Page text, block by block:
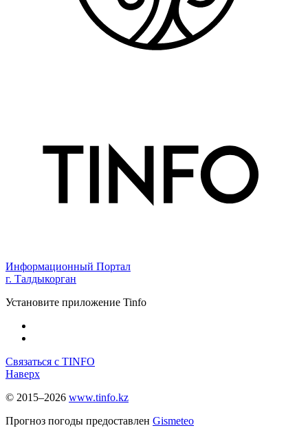
Информационный Портал
г. Талдыкорган
Установите приложение Tinfo
Связаться с TINFO
Наверх
© 2015–2026 www.tinfo.kz
Прогноз погоды предоставлен Gismeteo